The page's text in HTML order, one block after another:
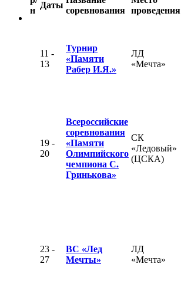
н
Даты
соревнования проведения
11 -
13
Турнир
«Памяти
Рабер И.Я.»
ЛД
«Мечта»
19 -
20
Всероссийские
соревнования
«Памяти
Олимпийского
чемпиона С.
Гринькова»
СК
«Ледовый»
(ЦСКА)
23 -
27
ВС «Лед
Мечты»
ЛД
«Мечта»